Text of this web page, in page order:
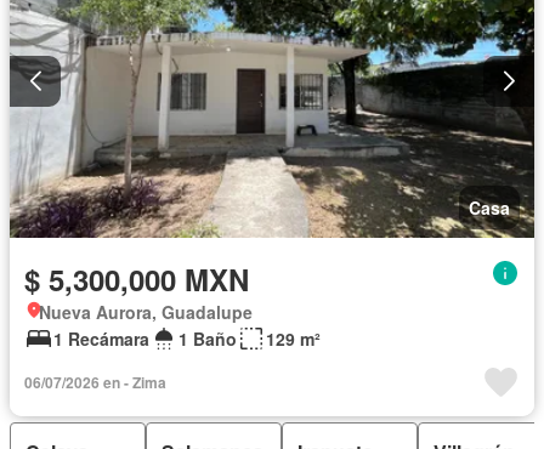
Casa
$ 5,300,000 MXN
Nueva Aurora, Guadalupe
1 Recámara
1 Baño 129 m²
06/07/2026 en - Zima